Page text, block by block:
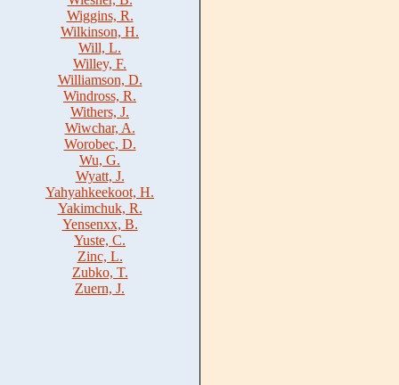
Wiggins, R.
Wilkinson, H.
Will, L.
Willey, F.
Williamson, D.
Windross, R.
Withers, J.
Wiwchar, A.
Worobec, D.
Wu, G.
Wyatt, J.
Yahyahkeekoot, H.
Yakimchuk, R.
Yensenxx, B.
Yuste, C.
Zinc, L.
Zubko, T.
Zuern, J.